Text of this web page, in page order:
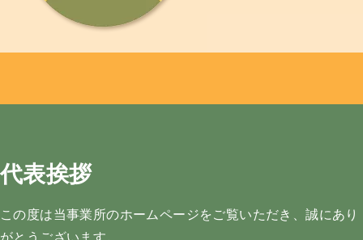
代表挨拶
この度は当事業所のホームページをご覧いただき、誠にあり